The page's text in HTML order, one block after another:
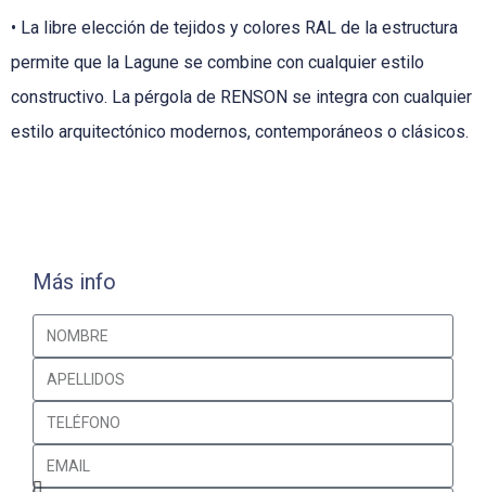
• La libre elección de tejidos y colores RAL de la estructura
permite que la Lagune se combine con cualquier estilo
constructivo. La pérgola de RENSON se integra con cualquier
estilo arquitectónico modernos, contemporáneos o clásicos.
Más info